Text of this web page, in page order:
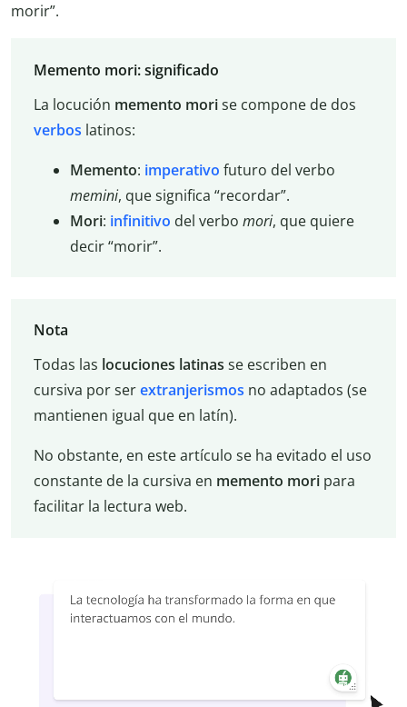
morir”.
Memento mori: significado
La locución memento morise compone de dos
verbos latinos:
Memento: imperativo futuro del verbo
memini, que significa “recordar”.
Mori: infinitivo del verbo mori, que quiere
decir “morir”.
Nota
Todas las locuciones latinas se escriben en
cursiva por serextranjerismos no adaptados (se
mantienen igual que en latín).
No obstante, en este artículo se ha evitado el uso
constante de la cursiva en memento moripara
facilitar la lectura web.